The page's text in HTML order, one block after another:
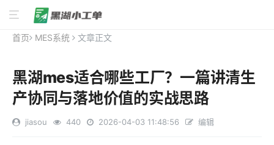
首页 MES系统 文章正文
黑湖mes适合哪些工厂？一篇讲清生
产协同与落地价值的实战思路
jiasou 440 2026-04-03 11:48:56 编辑